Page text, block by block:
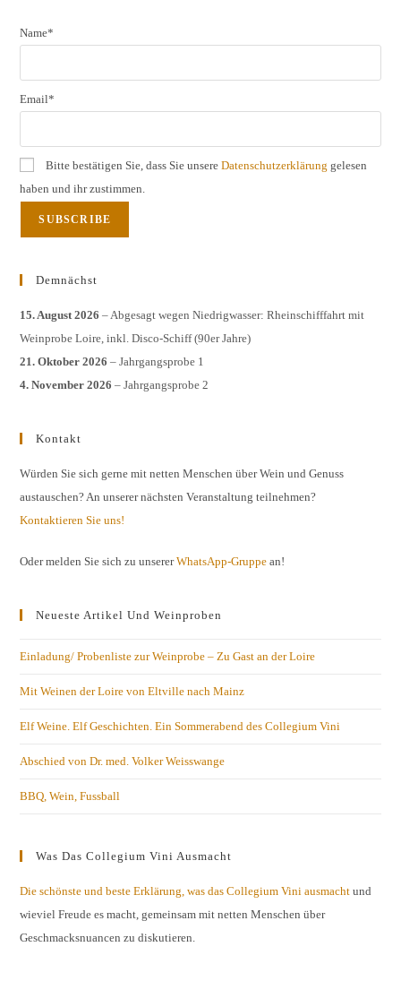
Name*
Email*
Bitte bestätigen Sie, dass Sie unsereDatenschutzerklärung gelesen
haben und ihr zustimmen.
Demnächst
15. August 2026 – Abgesagt wegen Niedrigwasser: Rheinschifffahrt mit
Weinprobe Loire, inkl. Disco-Schiff (90er Jahre)
21. Oktober 2026 – Jahrgangsprobe 1
4. November 2026 – Jahrgangsprobe 2
Kontakt
Würden Sie sich gerne mit netten Menschen über Wein und Genuss
austauschen? An unserer nächsten Veranstaltung teilnehmen?
Kontaktieren Sie uns!
Oder melden Sie sich zu unsererWhatsApp-Gruppe an!
Neueste Artikel Und Weinproben
Einladung/ Probenliste zur Weinprobe – Zu Gast an der Loire
Mit Weinen der Loire von Eltville nach Mainz
Elf Weine. Elf Geschichten. Ein Sommerabend des Collegium Vini
Abschied von Dr. med. Volker Weisswange
BBQ, Wein, Fussball
Was Das Collegium Vini Ausmacht
Die schönste und beste Erklärung, was das Collegium Vini ausmacht und
wieviel Freude es macht, gemeinsam mit netten Menschen über
Geschmacksnuancen zu diskutieren.